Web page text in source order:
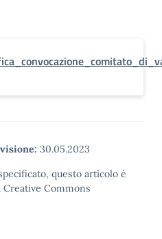
30.05.2023
questo articolo è
Commons